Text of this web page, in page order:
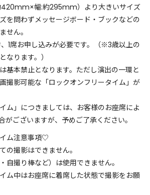
幅:約295mm）より大きいサイズ
を問わずメッセージボード・ブックなどの
せん。
1席お申し込みが必要です。（※3歳以上の
なります。）
基本禁止となります。ただし演出の一環と
撮影可能な「ロックオンフリータイム」が
ム」につきましては、お客様のお座席によ
がございますが、予めご了承ください。
ム注意事項♡
の撮影はできません。
自撮り棒など）は使用できません。
ム中はお座席に着席した状態で撮影をお願